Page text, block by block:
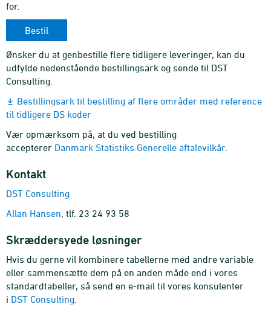
for.
Bestil
Ønsker du at genbestille flere tidligere leveringer, kan du
udfylde nedenstående bestillingsark og sende til DST
Consulting.
Bestillingsark til bestilling af flere områder med reference
til tidligere DS koder
Vær opmærksom på, at du ved bestilling
accepterer Danmark Statistiks Generelle aftalevilkår.
Kontakt
DST Consulting
Allan Hansen, tlf. 23 24 93 58
Skræddersyede løsninger
Hvis du gerne vil kombinere tabellerne med andre variable
eller sammensætte dem på en anden måde end i vores
standardtabeller, så send en e-mail til vores konsulenter
i DST Consulting